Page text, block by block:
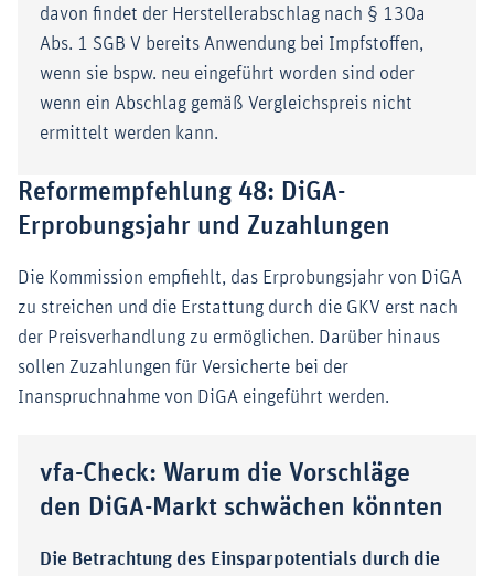
davon findet der Herstellerabschlag nach § 130a
Abs. 1 SGB V bereits Anwendung bei Impfstoffen,
wenn sie bspw. neu eingeführt worden sind oder
wenn ein Abschlag gemäß Vergleichspreis nicht
ermittelt werden kann.
Reformempfehlung 48: DiGA-
Erprobungsjahr und Zuzahlungen
Die Kommission empfiehlt, das Erprobungsjahr von DiGA
zu streichen und die Erstattung durch die GKV erst nach
der Preisverhandlung zu ermöglichen. Darüber hinaus
sollen Zuzahlungen für Versicherte bei der
Inanspruchnahme von DiGA eingeführt werden.
vfa-Check: Warum die Vorschläge
den DiGA-Markt schwächen könnten
Die Betrachtung des Einsparpotentials durch die